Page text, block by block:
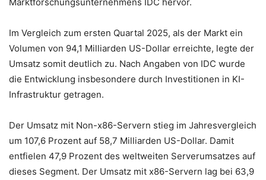
Im Vergleich zum ersten Quartal 2025, als der Markt ein
Volumen von 94,1 Milliarden US-Dollar erreichte, legte der
Umsatz somit deutlich zu. Nach Angaben von IDC wurde
die Entwicklung insbesondere durch Investitionen in KI-
Infrastruktur getragen.
Der Umsatz mit Non-x86-Servern stieg im Jahresvergleich
um 107,6 Prozent auf 58,7 Milliarden US-Dollar. Damit
entfielen 47,9 Prozent des weltweiten Serverumsatzes auf
dieses Segment. Der Umsatz mit x86-Servern lag bei 63,9